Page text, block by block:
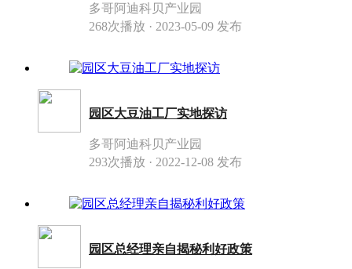
多哥阿迪科贝产业园
268次播放 · 2023-05-09 发布
园区大豆油工厂实地探访
多哥阿迪科贝产业园
293次播放 · 2022-12-08 发布
园区总经理亲自揭秘利好政策